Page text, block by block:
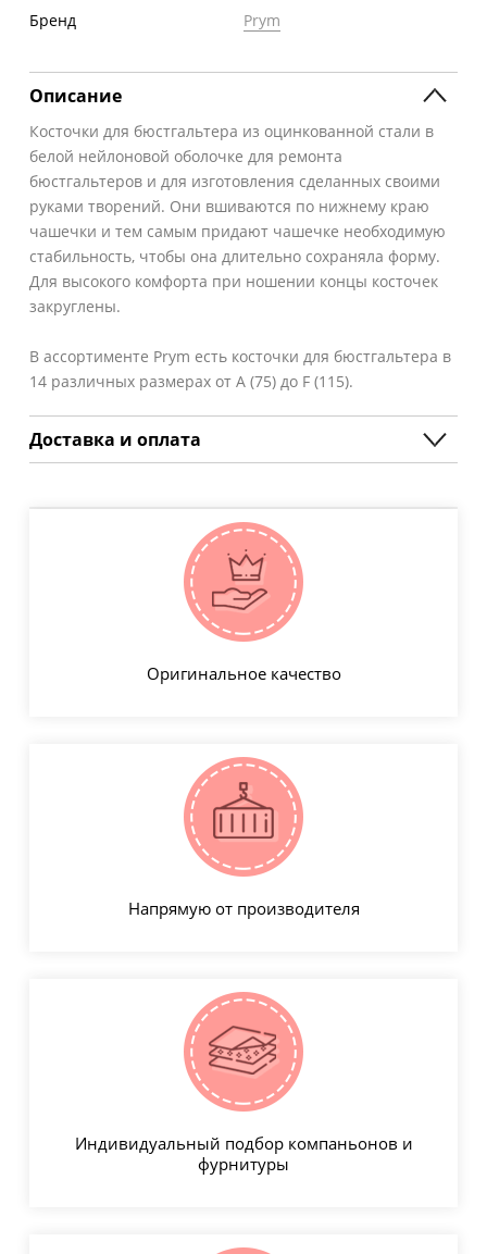
Бренд Prym
Описание
Косточки для бюстгальтера из оцинкованной стали в
белой нейлоновой оболочке для ремонта
бюстгальтеров и для изготовления сделанных своими
руками творений. Они вшиваются по нижнему краю
чашечки и тем самым придают чашечке необходимую
стабильность, чтобы она длительно сохраняла форму.
Для высокого комфорта при ношении концы косточек
закруглены.
В ассортименте Prym есть косточки для бюстгальтера в
14 различных размерах от A (75) до F (115).
Доставка и оплата
Оригинальное качество
Напрямую от производителя
Индивидуальный подбор компаньонов и
фурнитуры